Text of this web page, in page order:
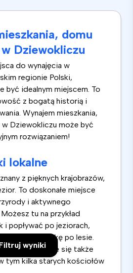
wyniki
domu
Dziewokliczu
do wynajęcia w
regionie Polski,
być idealnym miejscem. To
z bogatą historią i
Wynajem mieszkania,
Dziewokliczu może być
rozwiązaniem!
lokalne
z pięknych krajobrazów,
To doskonałe miejsce
i aktywnego
tu na przykład
i popływać po jeziorach,
wędrówkę po lesie.
znajduje się także
tym kilka starych kościołów